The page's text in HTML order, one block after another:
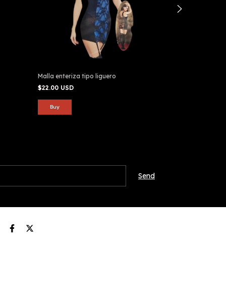
Malla enteriza tipo liguero
$22.00 USD